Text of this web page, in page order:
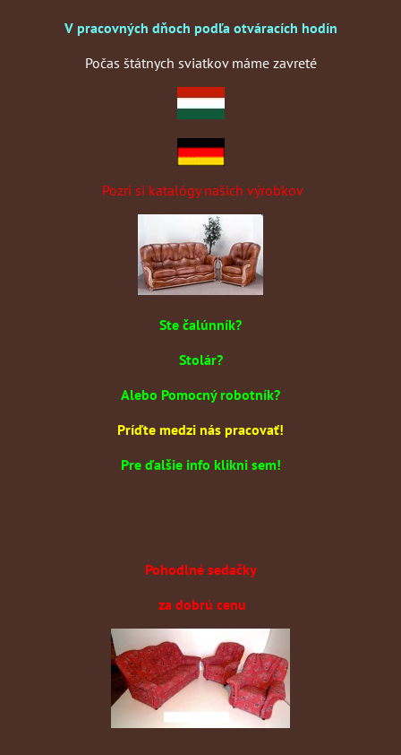
V pracovných dňoch podľa otváracích hodín
Počas štátnych sviatkov máme zavreté
Pozri si katalógy našich výrobkov
Ste čalúnník?
Stolár?
Alebo Pomocný robotník?
Príďte medzi nás pracovať!
Pre ďalšie info klikni sem!
Pohodlné sedačky
za dobrú cenu